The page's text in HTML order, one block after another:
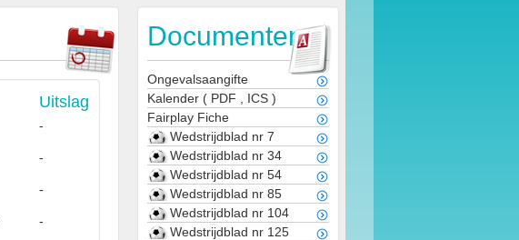
Uitslag
-
-
-
-
Documenten
Ongevalsaangifte
Kalender ( PDF ICS )
Fairplay Fiche
Wedstrijdblad nr 7
Wedstrijdblad nr 34
Wedstrijdblad nr 54
Wedstrijdblad nr 85
Wedstrijdblad nr 104
Wedstrijdblad nr 125